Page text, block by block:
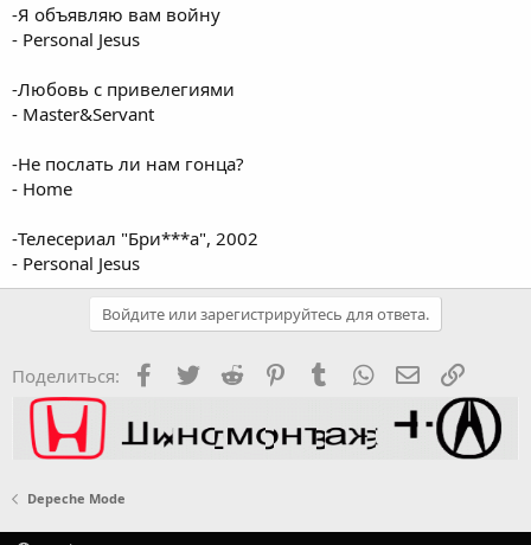
-Я объявляю вам войну
- Personal Jesus
-Любовь с привелегиями
- Master&Servant
-Не послать ли нам гонца?
- Home
-Телесериал "Бри***а", 2002
- Personal Jesus
Войдите или зарегистрируйтесь для ответа.
Поделиться: Facebook
TwitterReddit PinterestTumblr WhatsApp Ссылка
Depeche Mode